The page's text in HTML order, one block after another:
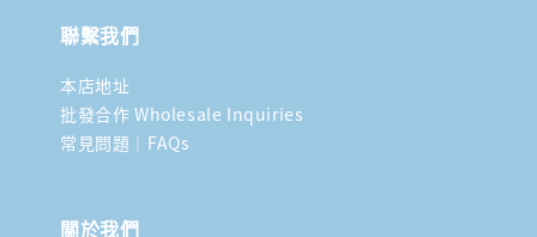
聯繫我們
本店地址
批發合作 Wholesale Inquiries
常見問題｜FAQs
關於我們